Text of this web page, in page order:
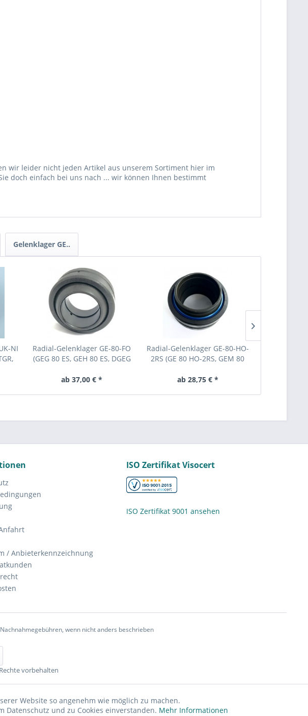
wir leider nicht jeden Artikel aus unserem Sortiment hier im
doch einfach bei uns nach ... wir können Ihnen bestimmt
Gelenklager GE..
NI
Radial-Gelenklager GE-80-FO
(GEG 80 ES, GEH 80 ES, DGEG
ab 37,00 € *
Radial-Gelenklager GE-80-HO-
2RS (GE 80 HO-2RS, GEM 80
ab 28,75 € *
/ Anbieterkennzeichnung
ISO Zertifikat Visocert
ISO Zertifikat 9001 ansehen
wenn nicht anders beschrieben
vorbehalten
Website so angenehm wie möglich zu machen.
und zu Cookies einverstanden. Mehr Informationen